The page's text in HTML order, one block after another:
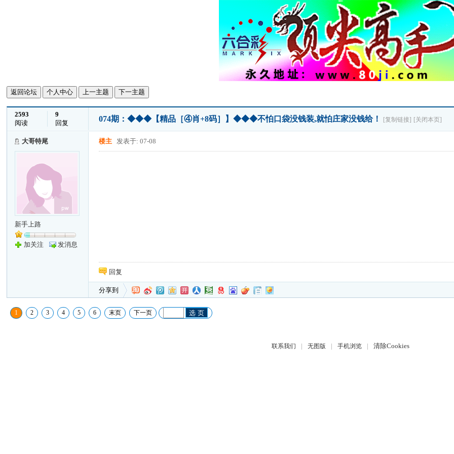
返回论坛 个人中心 上一主题 下一主题
2593
阅读
9
回复
074期：◆◆◆【精品［④肖+8码］】◆◆◆不怕口袋没钱装,就怕庄家没钱给！ [复制链接] [关闭本页]
大哥特尾
新手上路
加关注 发消息
楼主 发表于: 07-08
回复
分享到
1 2 3 4 5 6 末页 下一页 选 页
联系我们 | 无图版 | 手机浏览 | 清除Cookies